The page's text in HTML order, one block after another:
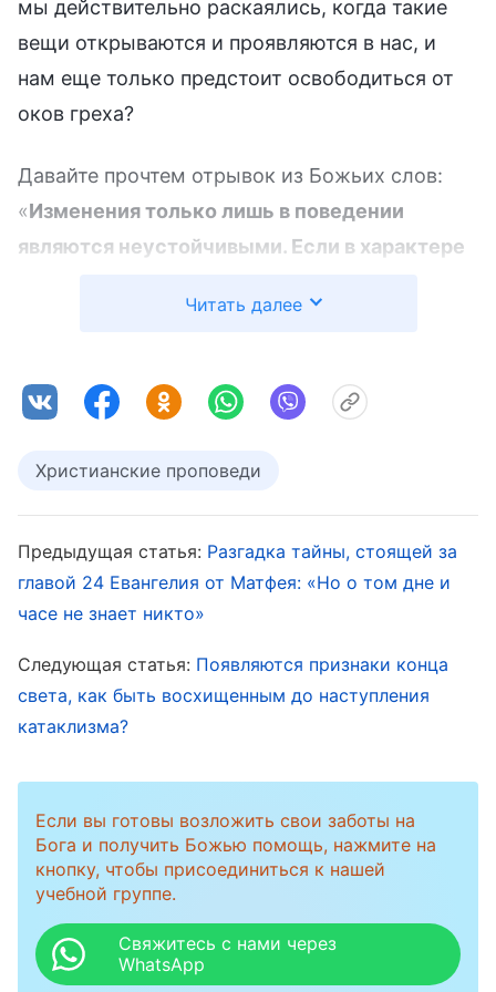
мы действительно раскаялись, когда такие
вещи открываются и проявляются в нас, и
нам еще только предстоит освободиться от
оков греха?
Давайте прочтем отрывок из Божьих слов:
«Изменения только лишь в поведении
являются неустойчивыми. Если в характере
перемен, тогда рано или поздно их
Поскольку источником изменений в их
поведении является рвение в сочетании с
совершенной в свое время некоторой
доброту какое-то время. Как говорят
неверующие: „Одно доброе дело сделать
добрые дела на протяжении всей своей
жизни“. Люди неспособны делать добрые
дела всю свою жизнь. Их поведением
руководит жизнь; какова их жизнь, таково и
их поведение, и только то, что открывается
естественным образом, представляет собой
жизнь и природу человека. То, что является
фальшивым, долго длиться не может. Когда
Бог трудится, чтобы спасти человека, то это
Читать далее
Христианские проповеди
Предыдущая статья: Разгадка тайны, стоящей за
главой 24 Евангелия от Матфея: «Но о том дне и
часе не знает никто»
Следующая статья: Появляются признаки конца
света, как быть восхищенным до наступления
катаклизма?
Если вы готовы возложить свои заботы на
Бога и получить Божью помощь, нажмите на
кнопку, чтобы присоединиться к нашей
учебной группе.
Свяжитесь с нами через
WhatsApp